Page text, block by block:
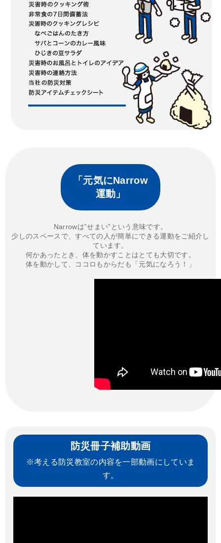
「元気にNarrow
運動」
Narrowは”せまい”という意味です。
少しのスペースで、すべての人が簡単にできる運動をご紹介し
ています。
何かあったとき、体を動かすことはとても大切です。
体を動かして、ココロもからだも「元気になろう！」
防災冊子補助動画
※考える防災教室の内容を一部動画にしていま
す。